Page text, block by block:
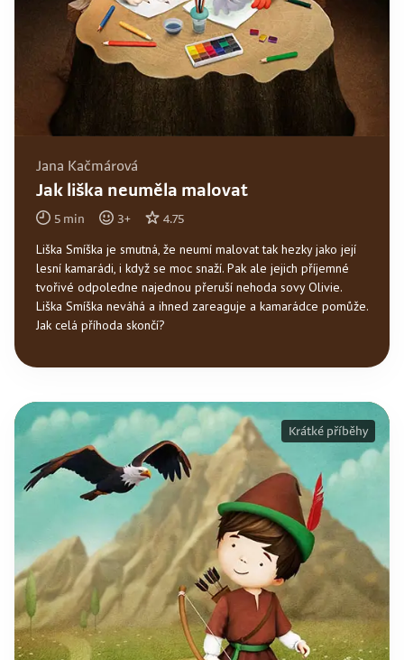
Jana Kačmárová
Jak liška neuměla malovat
5 min 3+ 4.75
Liška Smíška je smutná, že neumí malovat tak hezky jako její
lesní kamarádi, i když se moc snaží. Pak ale jejich příjemné
tvořivé odpoledne najednou přeruší nehoda sovy Olivie.
Liška Smíška neváhá a ihned zareaguje a kamarádce pomůže.
Jak celá příhoda skončí?
Krátké příběhy